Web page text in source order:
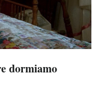
dormiamo